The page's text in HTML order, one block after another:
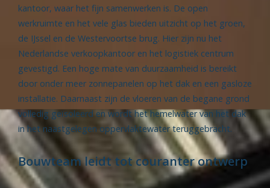
kantoor, waar het fijn samenwerken is. De open
werkruimte en het vele glas bieden uitzicht op het groen,
de IJssel en de Westervoortse brug. Hier zijn nu het
Nederlandse verkoopkantoor en het logistiek centrum
gevestigd. Een hoge mate van duurzaamheid is bereikt
door onder meer zonnepanelen op het dak en een gasloze
installatie. Daarnaast zijn de vloeren van de begane grond
volledig geïsoleerd en wordt het hemelwater van het dak
in het naastgelegen oppervlaktewater teruggebracht.
Bouwteam leidt tot couranter ontwerp